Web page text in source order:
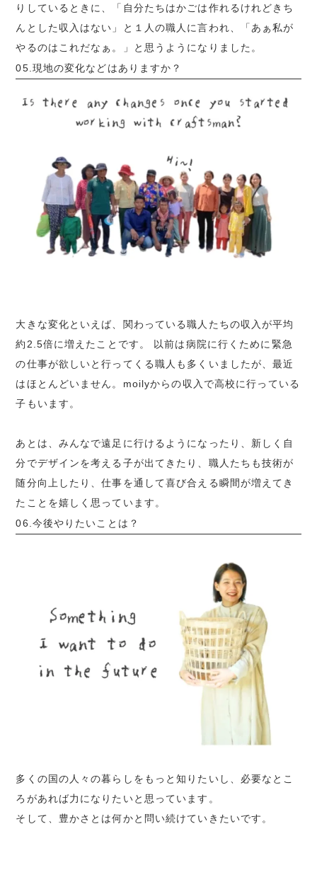
りしているときに、「自分たちはかごは作れるけれどきち
んとした収入はない」と１人の職人に言われ、「あぁ私が
やるのはこれだなぁ。」
と思うようになりました。
05.現地の変化などはありますか？
大きな変化といえば、関わっている職人たちの収入が平均
約2.5倍に増えたことです。 以前は病院に行くために緊急
の仕事が欲しいと行ってくる職人も多くいましたが、最近
はほとんどいません。moilyからの収入で高校に行っている
子もいます。
あとは、みんなで遠足に行けるようになったり、新しく自
分でデザインを考える子が出てきたり、職人たちも技術が
随分向上したり、仕事を通して喜び合える瞬間が増えてき
たことを嬉しく思っています。
06.今後やりたいことは？
多くの国の人々の暮らしをもっと知りたいし、必要なとこ
ろがあれば力になりたいと思っています。
そして、豊かさとは何かと問い続けていきたいです。